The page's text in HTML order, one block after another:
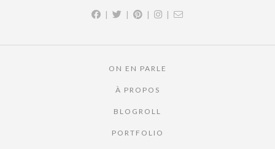
| | | |
ON EN PARLE
À PROPOS
BLOGROLL
PORTFOLIO